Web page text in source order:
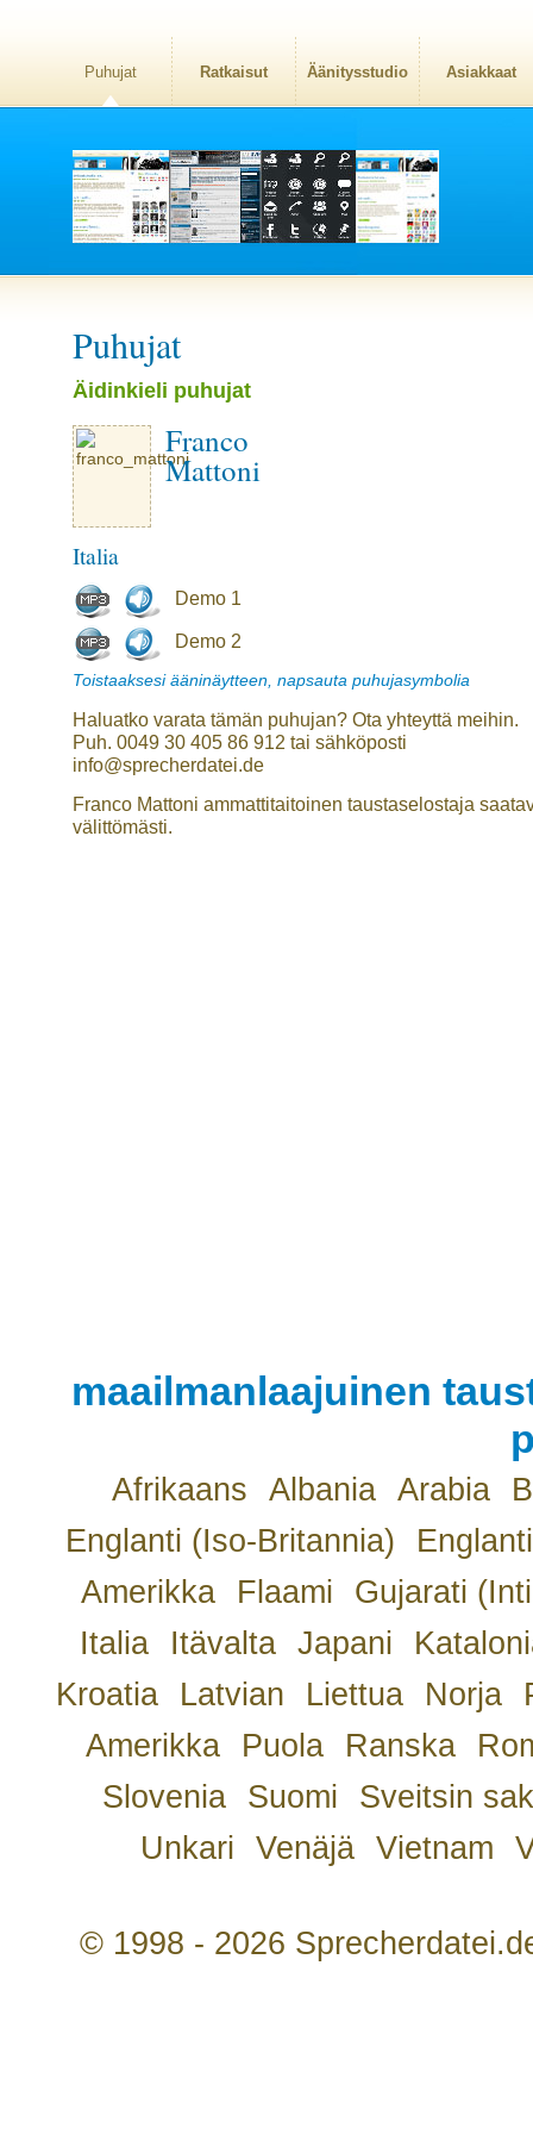
Puhujat Ratkaisut Äänitysstudio Asiakkaat
Puhujat
Äidinkieli puhujat
Franco
Mattoni
Italia
Demo 1
Demo 2
Toistaaksesi ääninäytteen, napsauta puhujasymbolia
Haluatko varata tämän puhujan? Ota yhteyttä meihin.
Puh. 0049 30 405 86 912 tai sähköposti
info@sprecherdatei.de
Franco Mattoni ammattitaitoinen taustaselostaja
välittömästi.
maailmanlaajuinen
Afrikaans Albania Arabia
Englanti (Iso-Britannia)
Amerikka
Flaami
Gujarati
Italia
Itävalta Japani
Kroatia
Latvian Liettua Norja
Amerikka
Puola Ranska
Slovenia
Suomi
Sveitsin
Unkari
Venäjä Vietnam
© 1998 - 2026